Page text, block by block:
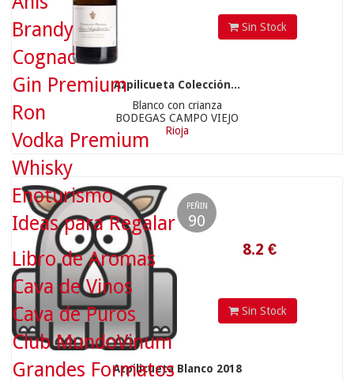
Sin Stock
Azpilicueta Colección...
Blanco con crianza
BODEGAS CAMPO VIEJO
Rioja
PEÑIN
90
8.2 €
Sin Stock
Azpilicueta Blanco 2018
Brandy
Cognac
Gin Premium
Ron
Vodka Premium
Whisky
Enoturismo
Ideas para Regalar
Libro de Aromas
Cava de Vinos
Cava de Puros
Club MundoVinum
Grandes Formatos